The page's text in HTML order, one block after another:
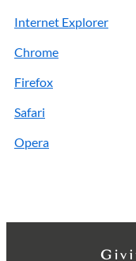
Internet Explorer
Chrome
Firefox
Safari
Opera